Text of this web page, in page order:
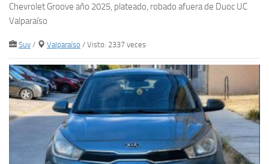
Chevrolet Groove año 2025, plateado, robado afuera de Duoc UC
Valparaíso
Suv / Valparaíso / Visto: 2337 veces